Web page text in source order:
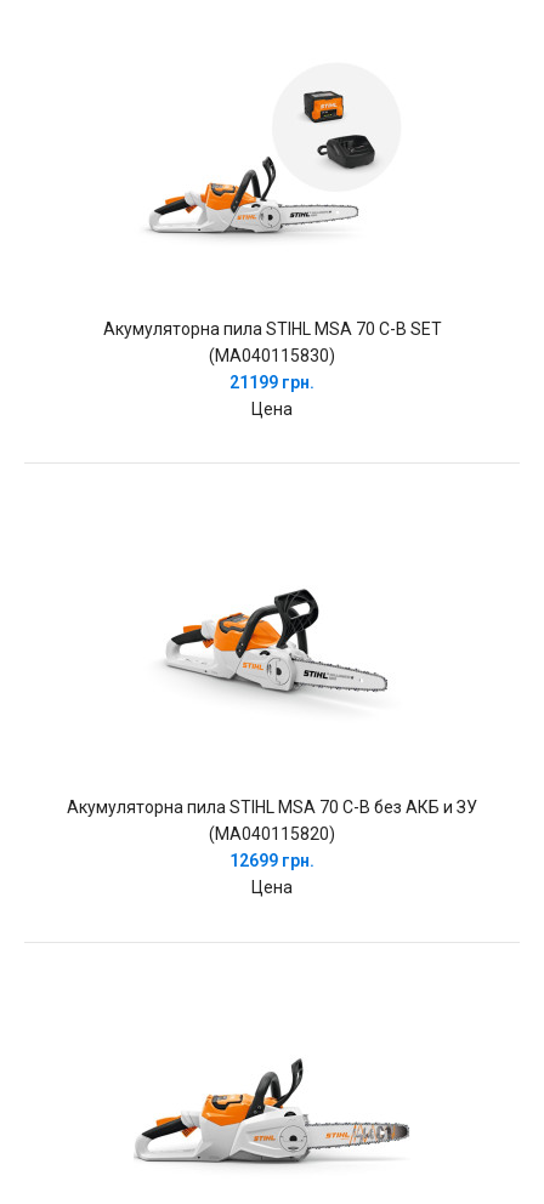
Акумуляторна пила STIHL MSA 70 C-B SET
(MA040115830)
21199 грн.
Цена
Акумуляторна пила STIHL MSA 70 C-B без АКБ и ЗУ
(MA040115820)
12699 грн.
Цена